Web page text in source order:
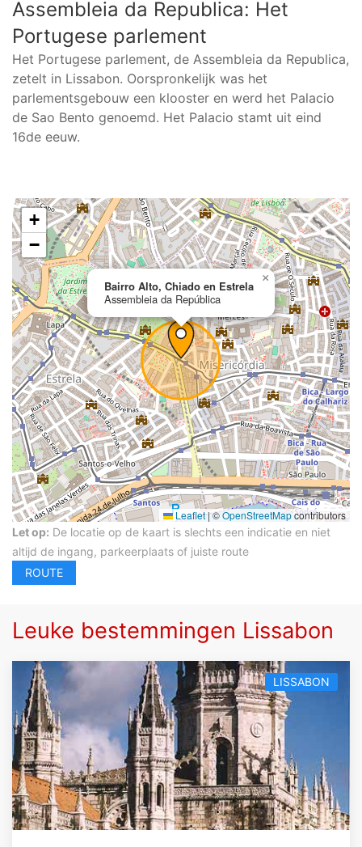
Assembleia da Republica: Het
Portugese parlement
Het Portugese parlement, de Assembleia da Republica,
zetelt in Lissabon. Oorspronkelijk was het
parlementsgebouw een klooster en werd het Palacio
de Sao Bento genoemd. Het Palacio stamt uit eind
16de eeuw.
Bairro Alto, Chiado en Estrela
Assembleia da República
×
+
−
Leaflet |©OpenStreetMapcontributors
Let op: De locatie op de kaart is slechts een indicatie en niet
altijd de ingang, parkeerplaats of juiste route
Leuke bestemmingen Lissabon
LISSABON